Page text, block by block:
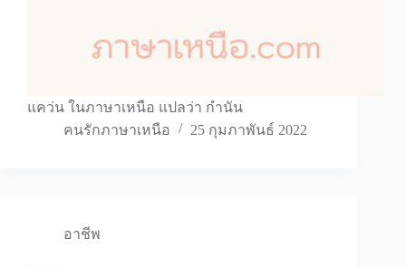
แคว่น ในภาษาเหนือ แปลว่า กำนัน
คนรักภาษาเหนือ
25 กุมภาพันธ์ 2022
อาชีพ